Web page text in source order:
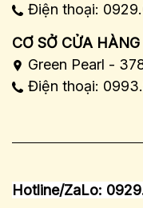
Điện thoại:
CƠ SỞ CỬA
Green Pearl -
Điện thoại:
Hotline/ZaLo: